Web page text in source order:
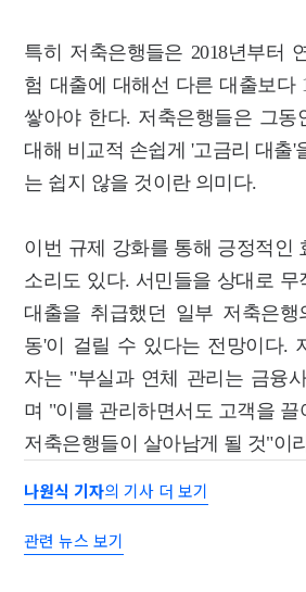
특히 저축은행들은 2018년부터
험 대출에 대해선 다른 대출보다
쌓아야 한다. 저축은행들은 그동
대해 비교적 손쉽게 '고금리 대출'
는 쉽지 않을 것이란 의미다.
이번 규제 강화를 통해 긍정적인
소리도 있다. 서민들을 상대로 무
대출을 취급했던 일부 저축은행
동'이 걸릴 수 있다는 전망이다.
자는 "부실과 연체 관리는 금융
며 "이를 관리하면서도 고객을
저축은행들이 살아남게 될 것"이
나원식 기자의 기사 더 보기
관련 뉴스 보기